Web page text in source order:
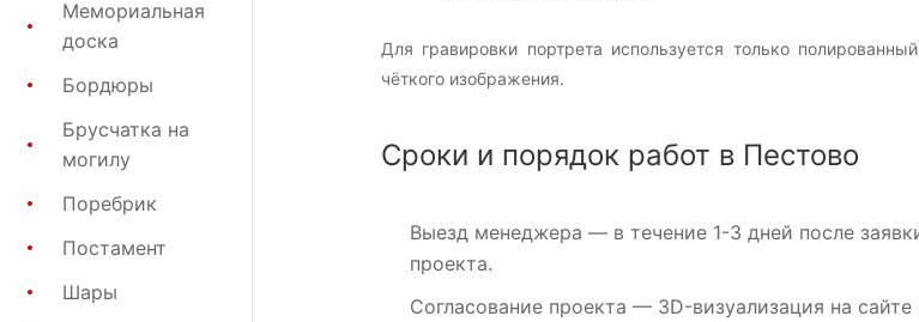
Мемориальная
доска
Бордюры
Брусчатка на
могилу
Поребрик
Постамент
Шары
Для гравировки портрета используется только
чёткого изображения.
Сроки и порядок работ в Пестово
Выезд менеджера — в течение 1-3 дней после
проекта.
Согласование проекта — 3D-визуализация на